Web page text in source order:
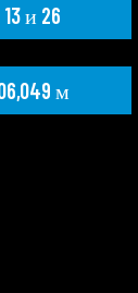
и 26
м